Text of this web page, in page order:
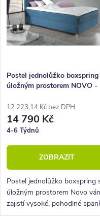
Postel jednolůžko boxspring
úložným prostorem NOVO -
12 223,14 Kč bez DPH
14 790 Kč
4-6 Týdnů
ZOBRAZIT
Postel jednolůžko boxspring
úložným prostorem Novo
zajistí vysoké, pohodlné
úložný prostor i krásný